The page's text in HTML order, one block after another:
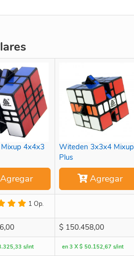
4x4x3
Witeden 3x3x4 Mixup
Plus
Agregar
1 Op.
$ 150.458,00
s/int en 3 X $ 50.152,67 s/int